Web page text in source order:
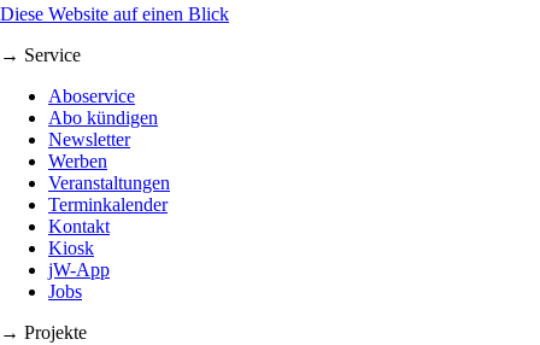
Diese Website auf einen Blick
→ Service
Aboservice
Abo kündigen
Newsletter
Werben
Veranstaltungen
Terminkalender
Kontakt
Kiosk
jW-App
Jobs
→ Projekte